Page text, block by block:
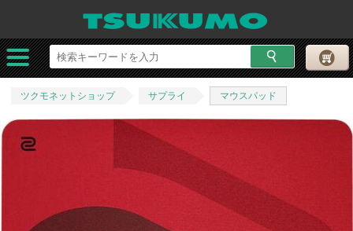
ツクモネットショップ サプライ マウスパッド